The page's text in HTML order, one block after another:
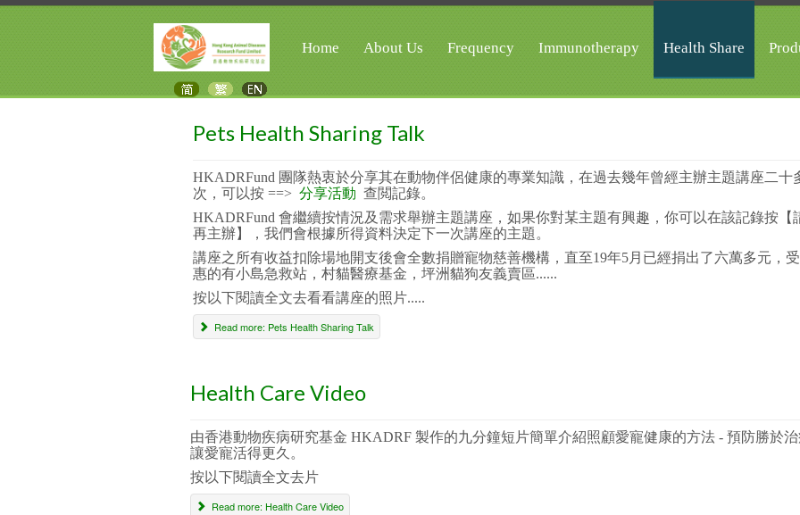
Home About Us Frequency Immunotherapy Health Share
Pets Health Sharing Talk
HKADRFund 團隊熱衷於分享其在動物伴侶健康的專業知識，在過去幾年曾經主辦主題講座二十
次， 可以按 ==> 分享活動 查閲記錄。
HKADRFund 會繼續按情況及需求舉辦主題講座，如果你對某主題有興趣，你可以在該記錄按【
再主辦】，我們會根據所得資料決定下一次講座的主題。
講座之所有收益扣除場地開支後會全數捐贈寵物慈善機構，直至19年5月已經捐出了六萬多元，受
惠的有小島急救站，村貓醫療基金，坪洲貓狗友義賣區......
按以下閱讀全文去看看講座的照片.....
Read more: Pets Health Sharing Talk
Health Care Video
由香港動物疾病研究基金 HKADRF 製作的九分鐘短片簡單介紹照顧愛寵健康的方法 - 預防勝於
讓愛寵活得更久。
按以下閱讀全文去片
Read more: Health Care Video